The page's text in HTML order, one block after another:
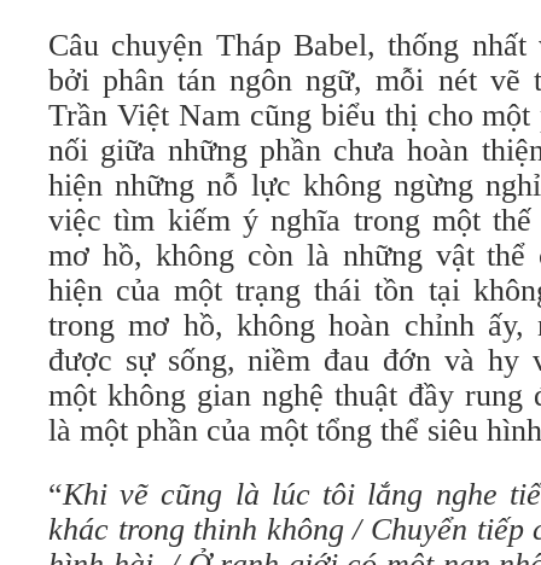
Câu chuyện Tháp Babel, thống
bởi phân tán ngôn ngữ, mỗi nét vẽ
Trần Việt Nam cũng biểu thị cho một
nối giữa những phần chưa hoàn
hiện những nỗ lực không ngừng
việc tìm kiếm ý nghĩa trong một
mơ hồ, không còn là những vật
hiện của một trạng thái tồn tại
trong mơ hồ, không hoàn chỉnh ấy,
được sự sống, niềm đau đớn và hy
một không gian nghệ thuật đầy
là một phần của một tổng thể siêu
“Khi vẽ cũng là lúc tôi lắng nghe
khác trong thinh không / Chuyển tiếp